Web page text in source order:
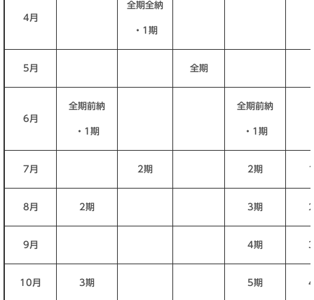
4月
全期全納
・1期
5月 全期
6月
全期前納
・1期
全期前納
・1期
7月 2期 2期
8月 2期 3期
9月 4期
10月 3期 5期